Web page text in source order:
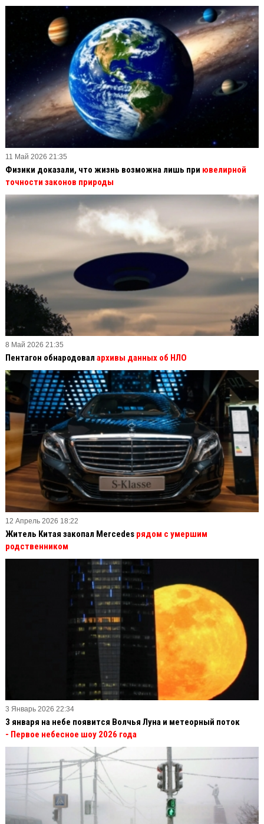
11 Май 2026 21:35
Физики доказали, что жизнь возможна лишь при ювелирной
точности законов природы
8 Май 2026 21:35
Пентагон обнародовал архивы данных об НЛО
12 Апрель 2026 18:22
Житель Китая закопал Mercedes рядом с умершим
родственником
3 Январь 2026 22:34
3 января на небе появится Волчья Луна и метеорный поток
- Первое небесное шоу 2026 года